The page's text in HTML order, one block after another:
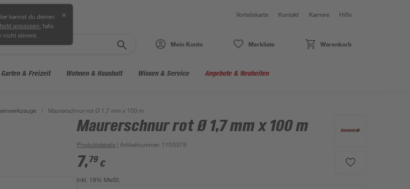
kannst du deinen
anpassen , falls
nicht stimmt.
✕ Vorteilskarte Kontakt Karriere Hilfe
Mein Konto Merkliste Warenkorb
Garten & Freizeit Wohnen & Haushalt Wissen & Service Angebote & Neuheiten
/ Maurerschnur rot Ø 1,7 mm x 100 m
Maurerschnur rot Ø 1,7 mm x 100 m
Produktdetails | Artikelnummer: 1100379
7,79 €
inkl. 19% MwSt.